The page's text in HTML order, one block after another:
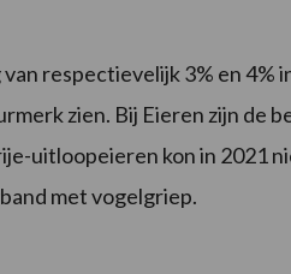
respectievelijk 3% en 4%
zien. Bij Eieren zijn de
uitloopeieren kon in 2021
met vogelgriep.